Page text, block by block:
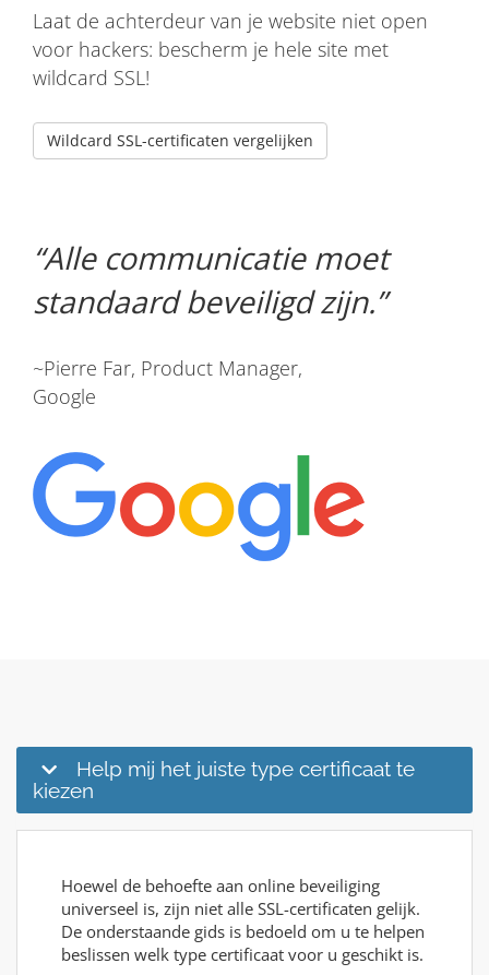
Laat de achterdeur van je website niet open
voor hackers: bescherm je hele site met
wildcard SSL!
Wildcard SSL-certificaten vergelijken
Alle communicatie moet
standaard beveiligd zijn.
~Pierre Far, Product Manager,
Google
Help mij het juiste type certificaat te
kiezen
Hoewel de behoefte aan online beveiliging
universeel is, zijn niet alle SSL-certificaten gelijk.
De onderstaande gids is bedoeld om u te helpen
beslissen welk type certificaat voor u geschikt is.